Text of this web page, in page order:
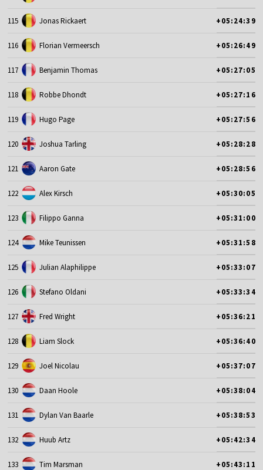
115 Jonas Rickaert +05:24:39
116 Florian Vermeersch +05:26:49
117 Benjamin Thomas +05:27:05
118 Robbe Dhondt +05:27:16
119 Hugo Page +05:27:56
120 Joshua Tarling +05:28:28
121 Aaron Gate +05:28:56
122 Alex Kirsch +05:30:05
123 Filippo Ganna +05:31:00
124 Mike Teunissen +05:31:58
125 Julian Alaphilippe +05:33:07
126 Stefano Oldani +05:33:34
127 Fred Wright +05:36:21
128 Liam Slock +05:36:40
129 Joel Nicolau +05:37:07
130 Daan Hoole +05:38:04
131 Dylan Van Baarle +05:38:53
132 Huub Artz +05:42:34
133 Tim Marsman +05:43:11